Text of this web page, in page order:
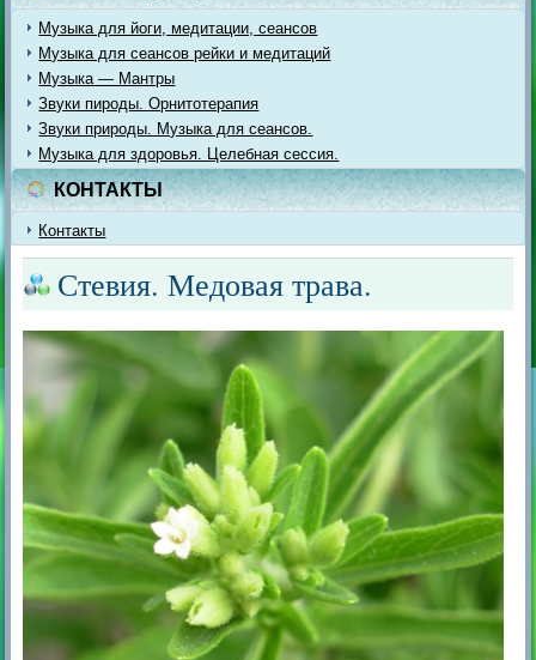
Музыка для йоги, медитации, сеансов
Музыка для сеансов рейки и медитаций
Музыка — Мантры
Звуки пироды. Орнитотерапия
Звуки природы. Музыка для сеансов.
Музыка для здоровья. Целебная сессия.
КОНТАКТЫ
Контакты
Стевия. Медовая трава.